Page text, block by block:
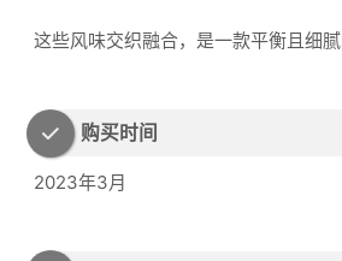
这些风味交织融合，是一款平衡且细腻
购买时间
2023年3月